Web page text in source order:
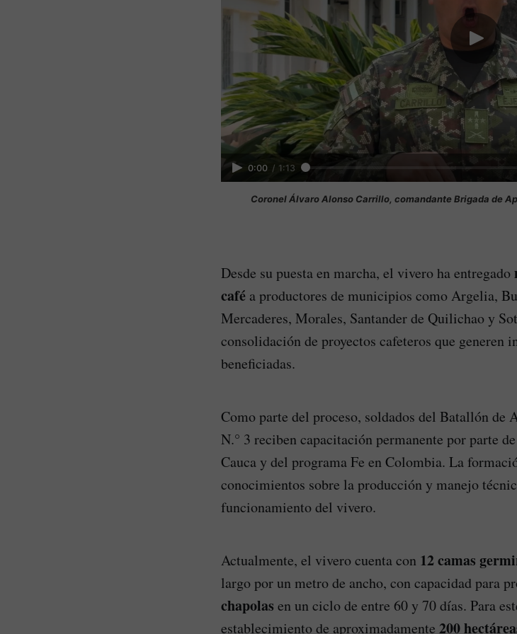
0:00 / 1:13
Coronel Álvaro Alonso Carrillo, comandante Brigada de
Desde su puesta en marcha, el vivero ha entregado
café a productores de municipios como Argelia,
Mercaderes, Morales, Santander de Quilichao y
consolidación de proyectos cafeteros que generen
beneficiadas.
Como parte del proceso, soldados del Batallón
N.° 3 reciben capacitación permanente por parte
Cauca y del programa Fe en Colombia. La
conocimientos sobre la producción y manejo
funcionamiento del vivero.
Actualmente, el vivero cuenta con 12 camas
largo por un metro de ancho, con capacidad para
chapolas en un ciclo de entre 60 y 70 días. Para
establecimiento de aproximadamente 200